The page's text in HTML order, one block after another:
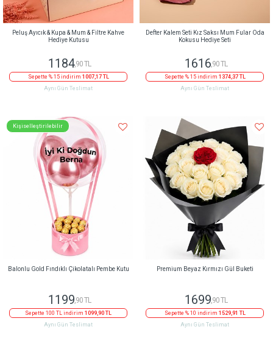
Peluş Ayıcık & Kupa & Mum & Filtre Kahve
Hediye Kutusu
1184,90 TL
Sepette % 15 indirim 1007,17 TL
Aynı Gün Teslimat
Defter Kalem Seti Kız Saksı Mum Fular Oda
Kokusu Hediye Seti
1616 ,90 TL
Sepette % 15 indirim 1374,37 TL
Aynı Gün Teslimat
Kişiselleştirilebilir
Balonlu Gold Fındıklı Çikolatalı Pembe Kutu
1199,90 TL
Sepette 100 TL indirim 1099,90 TL
Aynı Gün Teslimat
Premium Beyaz Kırmızı Gül Buketi
1699,90 TL
Sepette % 10 indirim 1529,91 TL
Aynı Gün Teslimat